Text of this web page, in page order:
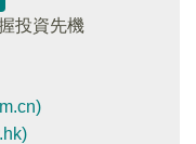
投資先機